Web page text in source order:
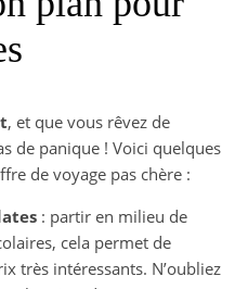
, et que vous rêvez de
de panique ! Voici quelques
de voyage pas chère :
: partir en milieu de
cela permet de
très intéressants. N’oubliez